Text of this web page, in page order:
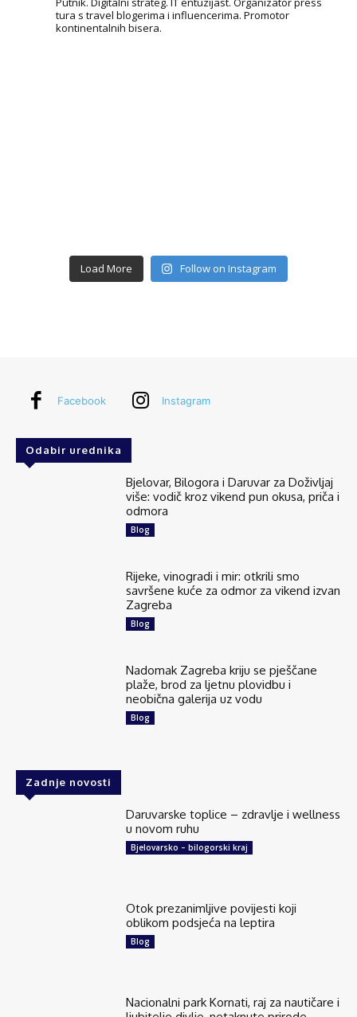
tura s travel blogerima i influencerima. Promotor
kontinentalnih bisera.
Load More Follow on Instagram
Facebook Instagram
Odabir urednika
Bjelovar, Bilogora i Daruvar za Doživljaj
više: vodič kroz vikend pun okusa, priča i
odmora
Blog
Rijeke, vinogradi i mir: otkrili smo
savršene kuće za odmor za vikend izvan
Zagreba
Blog
Nadomak Zagreba kriju se pješčane
plaže, brod za ljetnu plovidbu i
neobična galerija uz vodu
Blog
Zadnje novosti
Daruvarske toplice – zdravlje i wellness
u novom ruhu
Bjelovarsko – bilogorski kraj
Otok prezanimljive povijesti koji
oblikom podsjeća na leptira
Blog
Nacionalni park Kornati, raj za nautičare i